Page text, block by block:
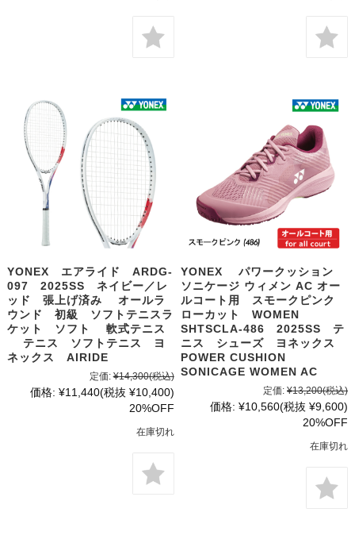
YONEX エアライド ARDG-
097 2025SS ネイビー／レ
ッド 張上げ済み オールラ
ウンド 初級 ソフトテニスラ
ケット ソフト 軟式テニス
テニス ソフトテニス ヨ
ネックス AIRIDE
定価: ¥14,300(税込)
価格: ¥11,440(税抜 ¥10,400)
20%OFF
在庫切れ
YONEX パワークッション
ソニケージ ウィメン AC オー
ルコート用 スモークピンク
ローカット WOMEN
SHTSCLA-486 2025SS テ
ニス シューズ ヨネックス
POWER CUSHION
SONICAGE WOMEN AC
定価: ¥13,200(税込)
価格: ¥10,560(税抜 ¥9,600)
20%OFF
在庫切れ